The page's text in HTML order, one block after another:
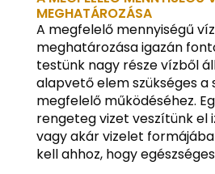
MEGHATÁROZÁSA
A megfelelő mennyiségű
meghatározása igazán
testünk nagy része vízből
alapvető elem szükséges a
megfelelő működéséhez.
rengeteg vizet veszítünk el
vagy akár vizelet
kell ahhoz, hogy